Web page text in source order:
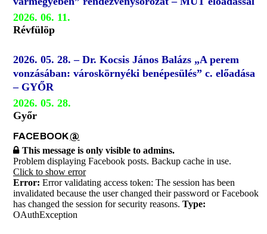
2026. 06. 11.
Révfülöp
2026. 05. 28. – Dr. Kocsis János Balázs „A perem
vonzásában: városkörnyéki benépesülés” c. előadása
– GYŐR
2026. 05. 28.
Győr
FACEBOOK@
This message is only visible to admins.
Problem displaying Facebook posts. Backup cache in use.
Click to show error
Error: Error validating access token: The session has been
invalidated because the user changed their password or Facebook
has changed the session for security reasons. Type:
OAuthException